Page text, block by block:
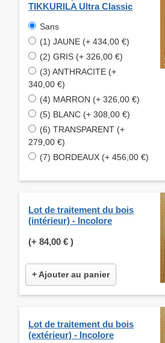
TIKKURILA Ultra Classic
Sans
(1) JAUNE (+ 434,00 €)
(2) GRIS (+ 326,00 €)
(3) ANTHRACITE (+
340,00 €)
(4) MARRON (+ 326,00 €)
(5) BLANC (+ 308,00 €)
(6) TRANSPARENT (+
279,00 €)
(7) BORDEAUX (+ 456,00 €)
Lot de traitement du bois
(intérieur) - Incolore
(+ 84,00 € )
+ Ajouter au panier
Lot de traitement du bois
(extérieur) - Incolore